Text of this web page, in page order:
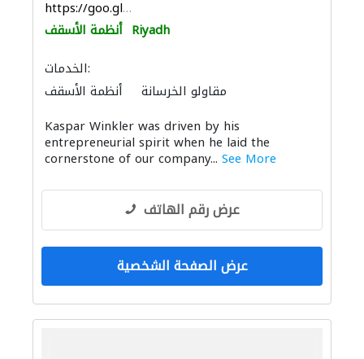
https://goo.gl/maps/bYEPmSRBGX2SNhoF7
أنظمة الأسقف Riyadh
الخدمات:
أنظمة الأسقف
مقاولو الخرسانة
موردو مواد البناء الدهان صيانة السفن
ميكانيكيون
Kaspar Winkler was driven by his
entrepreneurial spirit when he laid the
cornerstone of our company... See More
عرض رقم الهاتف
عرض الصفحة الشخصية